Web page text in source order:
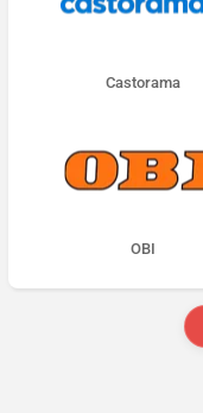
Castorama
OBI